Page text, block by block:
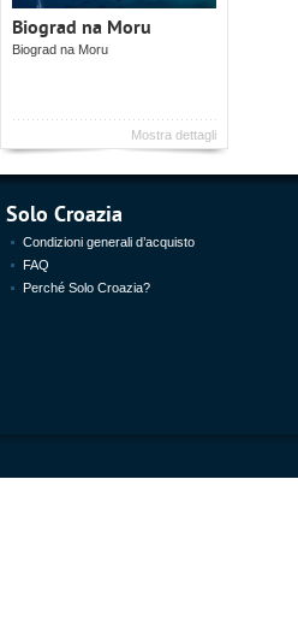
Biograd na Moru
Biograd na Moru
Mostra dettagli
Solo Croazia
Condizioni generali d’acquisto
FAQ
Perché Solo Croazia?